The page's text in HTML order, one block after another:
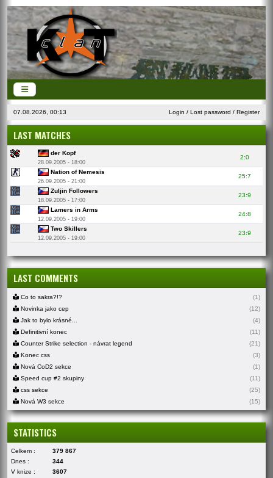
07.08.2026, 00:13 Login / Lost password / Register
LAST MATCHES
der Kopf
28.09.2005 - 18:00
2:0
Nation of Nemesis
26.09.2005 - 21:00
25:7
Zuljin Followers
18.09.2005 - 17:00
23:9
Lamers in Arms
12.09.2005 - 19:00
24:8
Two Skillers
12.09.2005 - 19:00
23:9
LAST COMMENTS
Co to sakra?!?
(1)
Novinka jako cep
(12)
Jak to bylo krásné...
(4)
Definitivní konec
(11)
Counter Strike selection - návrat legend
(21)
Konec css
(3)
Nová CoD2 sekce
(1)
Speed cup #2 skupiny
(11)
css sekce
(25)
Nová W3 sekce
(15)
STATISTICS
Celkem :
379 867
Dnes :
344
V knize :
3607